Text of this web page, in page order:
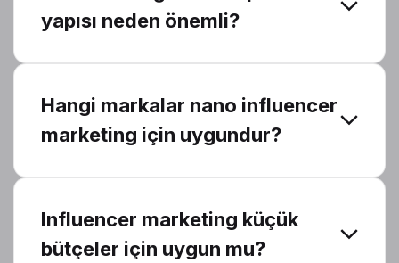
yapısı neden önemli?
Hangi markalar nano influencer
marketing için uygundur?
Influencer marketing küçük
bütçeler için uygun mu?